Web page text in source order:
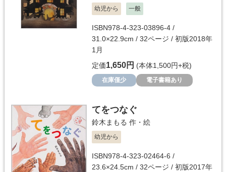
幼児から 一般
ISBN978-4-323-03896-4 /
31.0×22.9cm / 32ページ / 初版2018年
1月
定価1,650円 (本体1,500円+税)
在庫僅少 電子書籍あり
てをつなぐ
鈴木まもる 作・絵
幼児から
ISBN978-4-323-02464-6 /
23.6×24.5cm / 32ページ / 初版2017年